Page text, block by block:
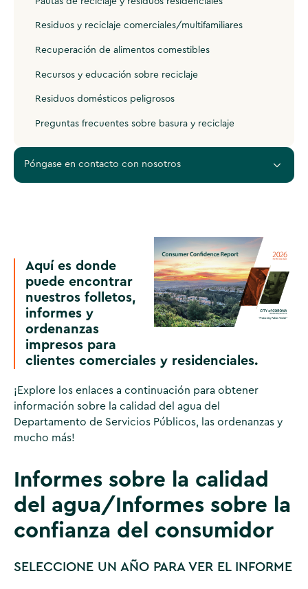
Residuos y reciclaje comerciales/multifamiliares
Recuperación de alimentos comestibles
Recursos y educación sobre reciclaje
Residuos domésticos peligrosos
Preguntas frecuentes sobre basura y reciclaje
Póngase en contacto con nosotros
Aquí es donde
puede encontrar
nuestros folletos,
informes y
ordenanzas
impresos para
clientes comerciales y residenciales.
¡Explore los enlaces a continuación para obtener
información sobre la calidad del agua del
Departamento de Servicios Públicos, las ordenanzas y
mucho más!
Informes sobre la calidad
del agua/Informes sobre la
confianza del consumidor
SELECCIONE UN AÑO PARA VER EL INFORME